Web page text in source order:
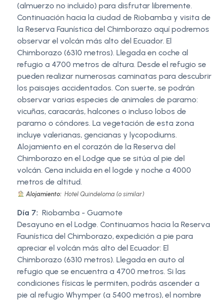
(almuerzo no incluido) para disfrutar libremente.
Continuación hacia la ciudad de Riobamba y visita de
la Reserva Faunística del Chimborazo aquí podremos
observar el volcán más alto del Ecuador. El
Chimborazo (6310 metros). Llegada en coche al
refugio a 4700 metros de altura. Desde el refugio se
pueden realizar numerosas caminatas para descubrir
los paisajes accidentados. Con suerte, se podrán
observar varias especies de animales de paramo:
vicuñas, caracarás, halcones o incluso lobos de
paramo o cóndores. La vegetación de esta zona
incluye valerianas, gencianas y lycopodiums.
Alojamiento en el corazón de la Reserva del
Chimborazo en el Lodge que se sitúa al pie del
volcán. Cena incluida en el logde y noche a 4000
metros de altitud.
Alojamiento: Hotel Quindeloma (o similar)
Día 7: Riobamba - Guamote
Desayuno en el Lodge. Continuamos hacia la Reserva
Faunística del Chimborazo, expedición a pie para
apreciar el volcán más alto del Ecuador: El
Chimborazo (6310 metros). Llegada en auto al
refugio que se encuentra a 4700 metros. Si las
condiciones físicas le permiten, podrás ascender a
pie al refugio Whymper (a 5400 metros), el nombre